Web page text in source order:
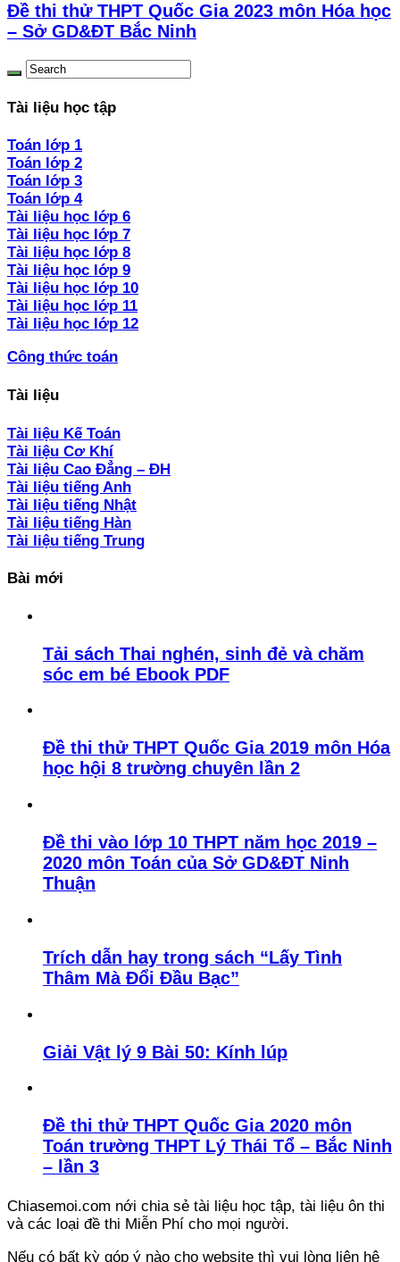
Đề thi thử THPT Quốc Gia 2023 môn Hóa học
– Sở GD&ĐT Bắc Ninh
Tài liệu học tập
Toán lớp 1
Toán lớp 2
Toán lớp 3
Toán lớp 4
Tài liệu học lớp 6
Tài liệu học lớp 7
Tài liệu học lớp 8
Tài liệu học lớp 9
Tài liệu học lớp 10
Tài liệu học lớp 11
Tài liệu học lớp 12
Công thức toán
Tài liệu
Tài liệu Kế Toán
Tài liệu Cơ Khí
Tài liệu Cao Đẳng – ĐH
Tài liệu tiếng Anh
Tài liệu tiếng Nhật
Tài liệu tiếng Hàn
Tài liệu tiếng Trung
Bài mới
Tải sách Thai nghén, sinh đẻ và chăm
sóc em bé Ebook PDF
Đề thi thử THPT Quốc Gia 2019 môn Hóa
học hội 8 trường chuyên lần 2
Đề thi vào lớp 10 THPT năm học 2019 –
2020 môn Toán của Sở GD&ĐT Ninh
Thuận
Trích dẫn hay trong sách “Lấy Tình
Thâm Mà Đổi Đầu Bạc”
Giải Vật lý 9 Bài 50: Kính lúp
Đề thi thử THPT Quốc Gia 2020 môn
Toán trường THPT Lý Thái Tổ – Bắc Ninh
– lần 3
Chiasemoi.com nới chia sẻ tài liệu học tập, tài liệu ôn thi
và các loại đề thi Miễn Phí cho mọi người.
Nếu có bất kỳ góp ý nào cho website thì vui lòng liên hệ